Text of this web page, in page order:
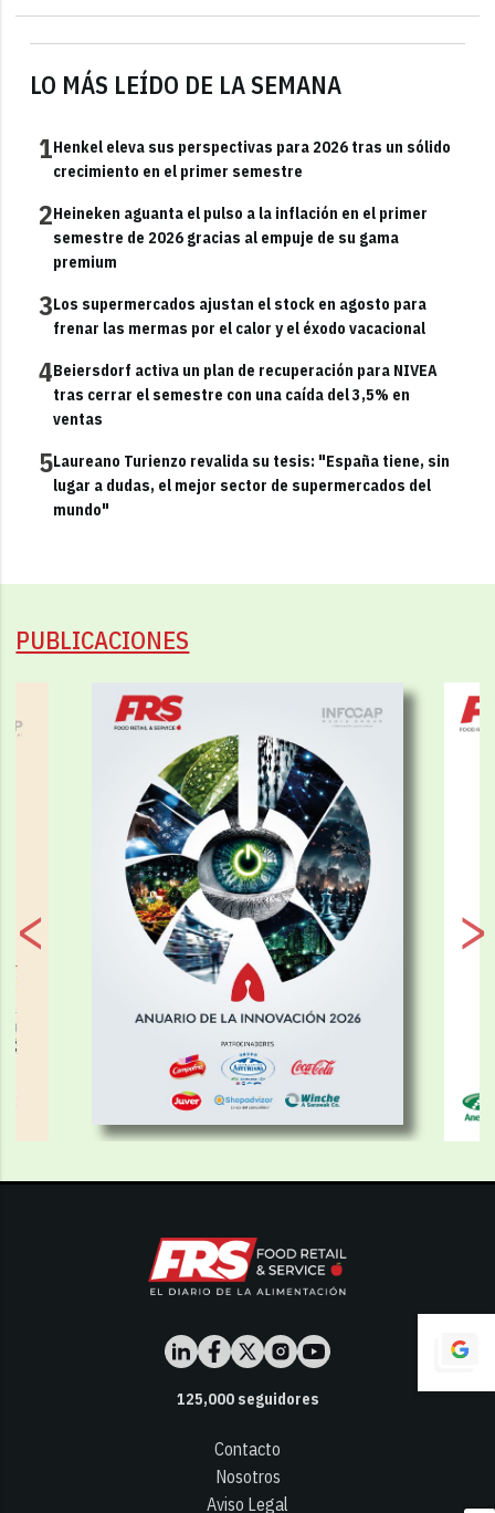
LO MÁS LEÍDO DE LA SEMANA
1Henkel eleva sus perspectivas para 2026 tras un sólido
crecimiento en el primer semestre
2Heineken aguanta el pulso a la inflación en el primer
semestre de 2026 gracias al empuje de su gama
premium
3Los supermercados ajustan el stock en agosto para
frenar las mermas por el calor y el éxodo vacacional
4Beiersdorf activa un plan de recuperación para NIVEA
tras cerrar el semestre con una caída del 3,5% en
ventas
5Laureano Turienzo revalida su tesis: "España tiene, sin
lugar a dudas, el mejor sector de supermercados del
mundo"
PUBLICACIONES
125,000seguidores
Contacto
Nosotros
Aviso Legal